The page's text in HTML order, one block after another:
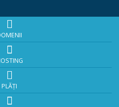
PLĂȚI